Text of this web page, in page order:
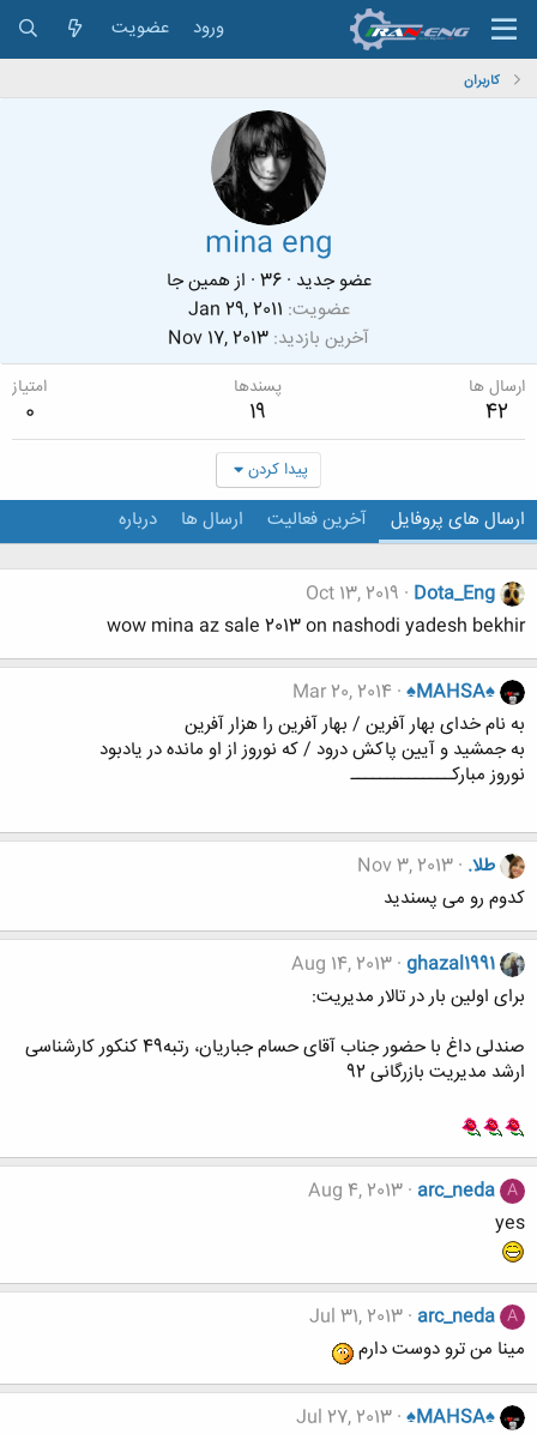
ورود عضویت
کاربران
mina eng
عضو جدید ·
36
· ازهمین جا
عضویت Jan 29, 2011
آخرین بازدید Nov 17, 2013
ارسال ها
42
پسندها
19
امتیاز
0
پیدا کردن
ارسال های پروفایل آخرین فعالیت ارسال ها درباره
Dota_Eng
Oct 13, 2019
wow mina az sale 2013 on nashodi yadesh bekhir
♠MAHSA♠
Mar 20, 2014
به نام خدای بهار آفرین / بهار آفرین را هزار آفرین
به جمشید و آیین پاکش درود / که نوروز از او مانده در یادبود
نوروز مبارکــــــــــــــ
طلا. Nov 3, 2013
کدوم رو می پسندید
ghazal1991
Aug 14, 2013
برای اولین بار در تالار مدیریت:
صندلی داغ با حضور جناب آقای حسام جباریان، رتبه49 کنکور کارشناسی
ارشد مدیریت بازرگانی 92
A
arc_neda
Aug 4, 2013
yes
A
arc_neda
Jul 31, 2013
مینا من ترو دوست دارم
♠MAHSA♠
Jul 27, 2013